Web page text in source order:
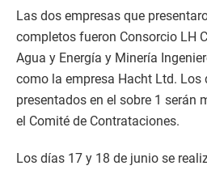
Las dos empresas que
completos fueron Consorcio LH
Agua y Energía y Minería
como la empresa Hacht Ltd. Los
presentados en el sobre 1 serán
el Comité de Contrataciones.
Los días 17 y 18 de junio se